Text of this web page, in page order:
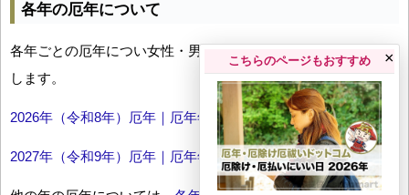
各年の厄年について
各年ごとの厄年につい女性・男性の年齢早見表とともにお伝え
します。
2026年（令和8年）厄年｜厄年年齢早見表
2027年（令和9年）厄年｜厄年年齢早見表
こちらのページもおすすめ ×